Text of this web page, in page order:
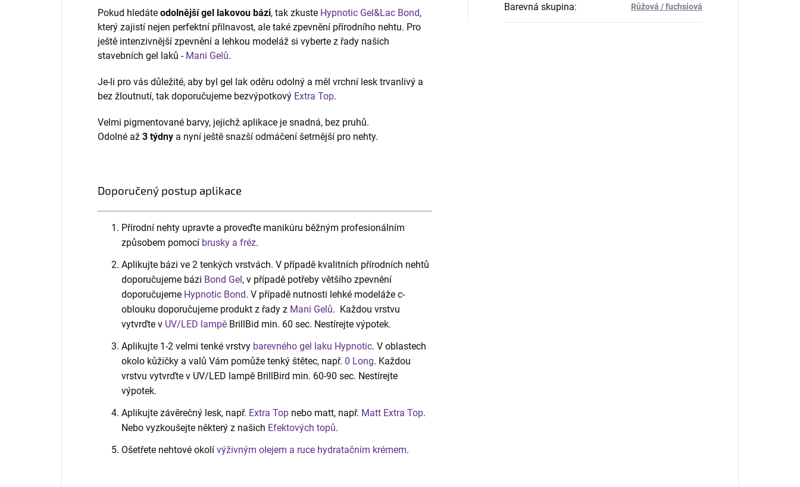
Pokud hledáte odolnější gel lakovou bázi, tak zkuste Hypnotic Gel&Lac Bond,
který zajistí nejen perfektní přilnavost, ale také zpevnění přírodního nehtu. Pro
ještě intenzivnější zpevnění a lehkou modeláž si vyberte z řady našich
stavebních gel laků - Mani Gelů.
Je-li pro vás důležité, aby byl gel lak oděru odolný a měl vrchní lesk trvanlivý a
bez žloutnutí, tak doporučujeme bezvýpotkový Extra Top.
Velmi pigmentované barvy, jejichž aplikace je snadná, bez pruhů.
Odolné až 3 týdny a nyní ještě snazší odmáčení šetrnější pro nehty.
Doporučený postup aplikace
Přírodní nehty upravte a proveďte manikúru běžným profesionálním
způsobem pomocí brusky a fréz.
Aplikujte bázi ve 2 tenkých vrstvách. V případě kvalitních přírodních nehtů
doporučujeme bázi Bond Gel, v případě potřeby většího zpevnění
doporučujeme Hypnotic Bond. V případě nutnosti lehké modeláže c-
oblouku doporučujeme produkt z řady z Mani Gelů. Každou vrstvu
vytvrďte v UV/LED lampě BrillBid min. 60 sec. Nestírejte výpotek.
Aplikujte 1-2 velmi tenké vrstvy barevného gel laku Hypnotic. V oblastech
okolo kůžičky a valů Vám pomůže tenký štětec, např. 0 Long. Každou
vrstvu vytvrďte v UV/LED lampě BrillBird min. 60-90 sec. Nestírejte
výpotek.
Aplikujte závěrečný lesk, např. Extra Top nebo matt, např. Matt Extra Top.
Nebo vyzkoušejte některý z našich Efektových topů.
Ošetřete nehtové okolí výživným olejem a ruce hydratačním krémem.
Barevná skupina: Růžová / fuchsiová